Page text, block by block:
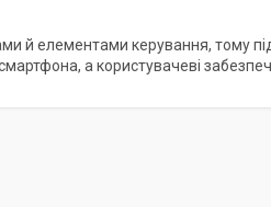
й елементами керування, тому
а користувачеві